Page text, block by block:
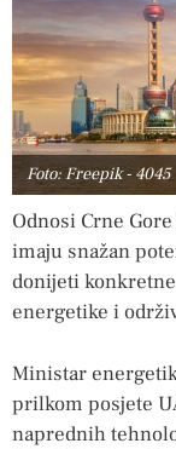
Foto: Freepik - 4045
Odnosi Crne
imaju snažan
donijeti
energetike i
Ministar
prilkom posjete
naprednih